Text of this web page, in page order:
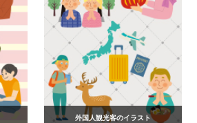
外国人観光客のイラスト